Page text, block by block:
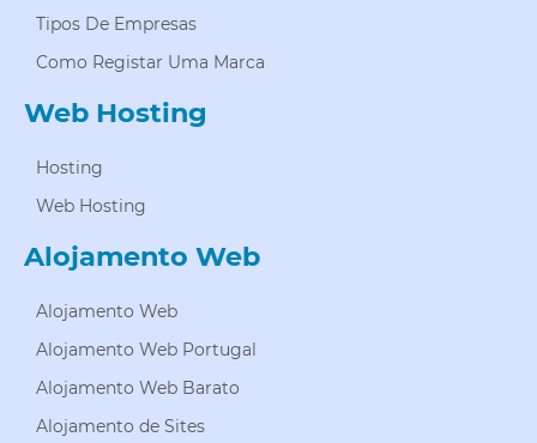
Tipos De Empresas
Como Registar Uma Marca
Web Hosting
Hosting
Web Hosting
Alojamento Web
Alojamento Web
Alojamento Web Portugal
Alojamento Web Barato
Alojamento de Sites